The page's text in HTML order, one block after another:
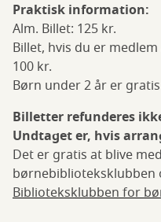
Praktisk information:
Alm. Billet: 125 kr.
Billet, hvis du er
100 kr.
Børn under 2 år er
Billetter refunderes
Undtaget er, hvis
Det er gratis at blive
børnebiblioteksklubben
Biblioteksklubben for